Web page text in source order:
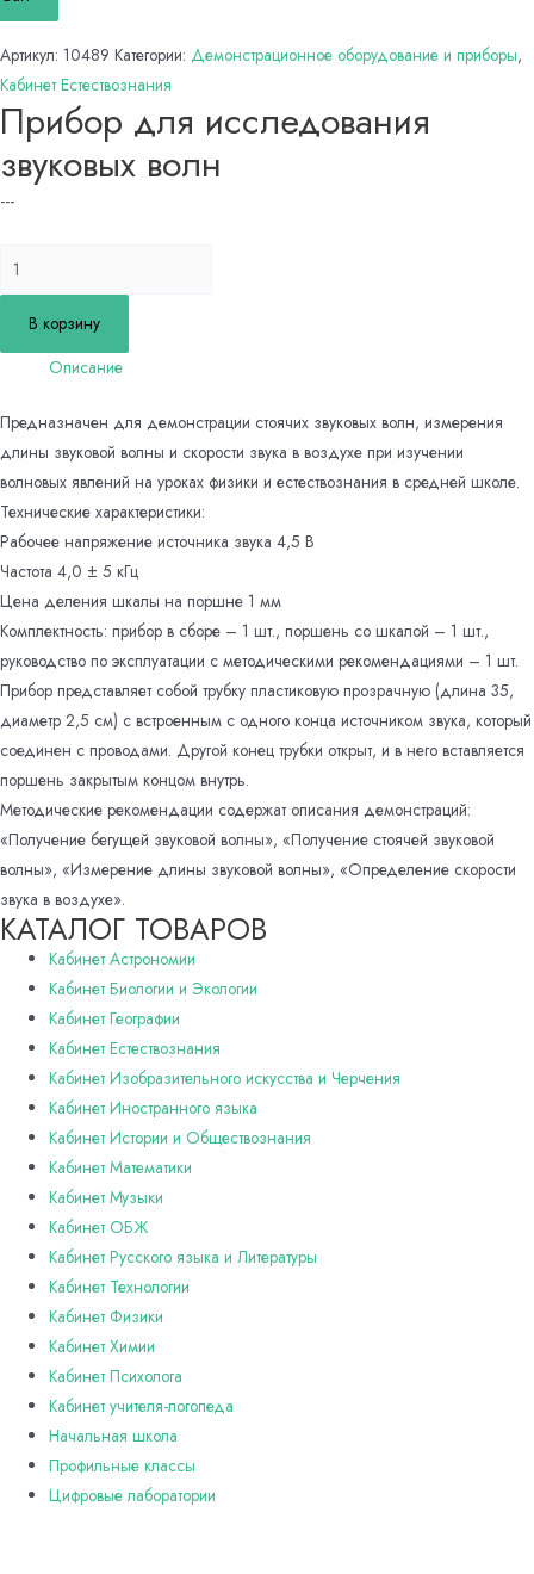
Артикул: 10489 Категории: Демонстрационное оборудование и приборы,
Кабинет Естествознания
Прибор для исследования
звуковых волн
---
Количество
Прибор
для
исследования
волн
В корзину
Описание
​Предназначен для демонстрации стоячих звуковых волн, измерения
длины звуковой волны и скорости звука в воздухе при изучении
волновых явлений на уроках физики и естествознания в средней школе.
Технические характеристики:
Рабочее напряжение источника звука 4,5 В
Частота 4,0 ± 5 кГц
Цена деления шкалы на поршне 1 мм
Комплектность: прибор в сборе – 1 шт., поршень со шкалой – 1 шт.,
руководство по эксплуатации с методическими рекомендациями – 1 шт.
Прибор представляет собой трубку пластиковую прозрачную (длина 35,
диаметр 2,5 см) с встроенным с одного конца источником звука, который
соединен с проводами. Другой конец трубки открыт, и в него вставляется
поршень закрытым концом внутрь.
Методические рекомендации содержат описания демонстраций:
«Получение бегущей звуковой волны», «Получение стоячей звуковой
волны», «Измерение длины звуковой волны», «Определение скорости
звука в воздухе».
КАТАЛОГ ТОВАРОВ
Кабинет Астрономии
Кабинет Биологии и Экологии
Кабинет Географии
Кабинет Естествознания
Кабинет Изобразительного искусства и Черчения
Кабинет Иностранного языка
Кабинет Истории и Обществознания
Кабинет Математики
Кабинет Музыки
Кабинет ОБЖ
Кабинет Русского языка и Литературы
Кабинет Технологии
Кабинет Физики
Кабинет Химии
Кабинет Психолога
Кабинет учителя-логопеда
Начальная школа
Профильные классы
Цифровые лаборатории